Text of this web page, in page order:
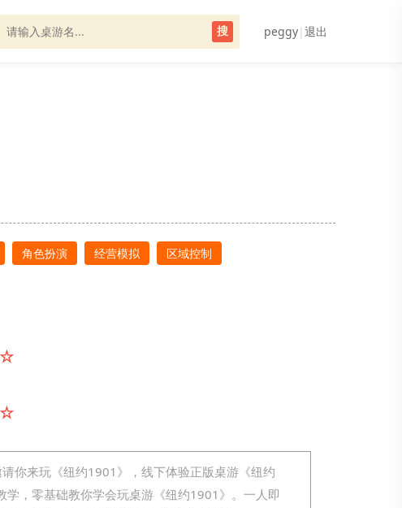
搜 peggy| 退出
角色扮演 经营模拟 区域控制
你来玩《纽约1901》，线下体验正版桌游《纽约
学，零基础教你学会玩桌游《纽约1901》。一人即